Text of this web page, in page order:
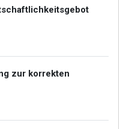
zur korrekten